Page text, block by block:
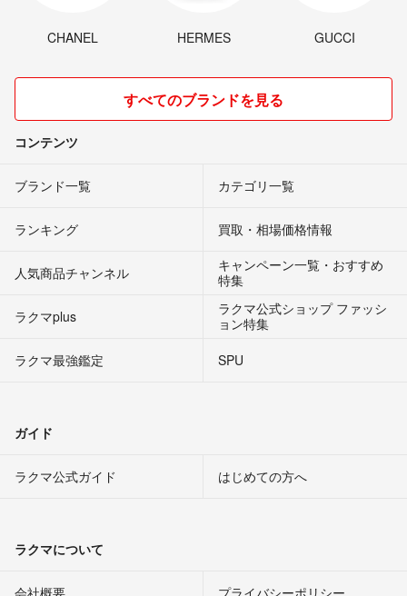
CHANEL HERMES GUCCI
すべてのブランドを見る
コンテンツ
ブランド一覧 カテゴリ一覧
ランキング 買取・相場価格情報
人気商品チャンネル
キャンペーン一覧・おすすめ
特集
ラクマplus
ラクマ公式ショップ ファッシ
ョン特集
ラクマ最強鑑定
SPU
ガイド
ラクマ公式ガイド はじめての方へ
ラクマについて